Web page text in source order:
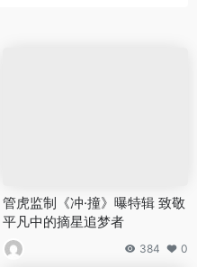
管虎监制《冲·撞》曝特辑 致敬
平凡中的摘星追梦者
384 0